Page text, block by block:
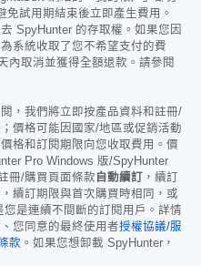
試用期結束後立即產生費用。
SpyHunter 的存取權。如果您因
系統收取了您不希望支付的費
內取消並獲得全額退款。請參閱
，我們將立即按產品資料和註冊/
價格可能因國家/地區或促銷活動
格和訂閱期限向您收取費用。價
Pro Windows 版/SpyHunter
冊/購買頁面條款 自動續訂
，續訂
續訂期限與首次購買時相同，或
是連續不間斷的訂閱用戶。詳情
您同意的最終使用者授權協議/服
款 。如果您想卸載 SpyHunter，